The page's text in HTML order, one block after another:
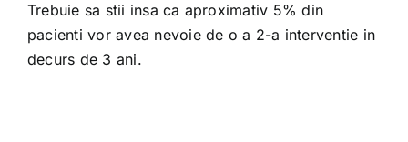
Trebuie sa stii insa ca aproximativ 5% din
pacienti vor avea nevoie de o a 2-a interventie in
decurs de 3 ani.